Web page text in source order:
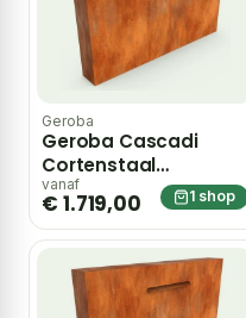
Geroba
Geroba Cascadi
Cortenstaal
Watervalelement
naast vijver 2000 x
250 x 1200 mm – bruin
vanaf
€ 1.719,00 1 shop